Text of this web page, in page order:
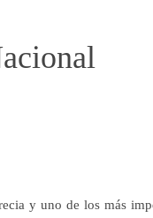
y uno de los más